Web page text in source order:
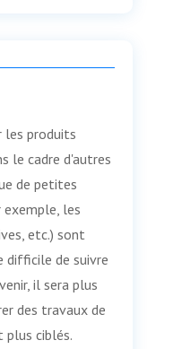
les produits
le cadre d'autres
de petites
exemple, les
etc.) sont
de suivre
il sera plus
des travaux de
plus ciblés.